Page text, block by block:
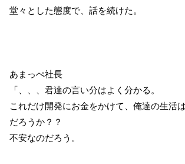
堂々とした態度で、話を続けた。
あまっぺ社長
「、、、君達の言い分はよく分かる。
これだけ開発にお金をかけて、俺達の生活
だろうか？？
不安なのだろう。